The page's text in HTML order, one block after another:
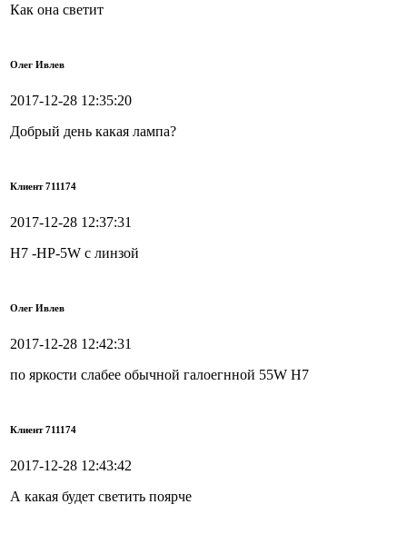
Как она светит
Олег Ивлев
2017-12-28 12:35:20
Добрый день какая лампа?
Клиент 711174
2017-12-28 12:37:31
Н7 -HP-5W c линзой
Олег Ивлев
2017-12-28 12:42:31
по яркости слабее обычной галоегнной 55W H7
Клиент 711174
2017-12-28 12:43:42
А какая будет светить поярче